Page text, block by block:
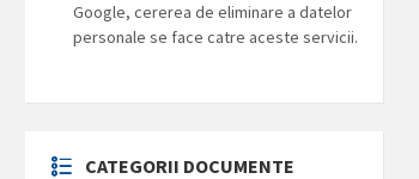
Google, cererea de eliminare a datelor
personale se face catre aceste servicii.
CATEGORII DOCUMENTE